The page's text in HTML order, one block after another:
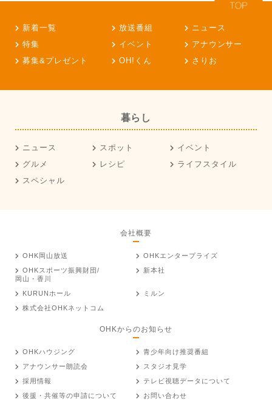
新着一覧 放送番組
ニュース
特集
イベント
アナウンサー
募集&プレゼント
OH!くん さりお
暮らし
ニュース スポット
イベント
グルメ
レシピ
ライフスタイル
スペシャル
会社概要
OHK岡山放送
OHKエンタープライズ
OHKスポーツ振興財団/
岡山・香川
新本社
KURUNホール
ミルン
株式会社OHKネットコム
OHKからのお知らせ
OHKハウジング
青少年向け推奨番組
アナウンサー朗読会
スタジオ見学
採用情報
テレビ視聴データについて
後援・共催等の申請について
お問い合わせ